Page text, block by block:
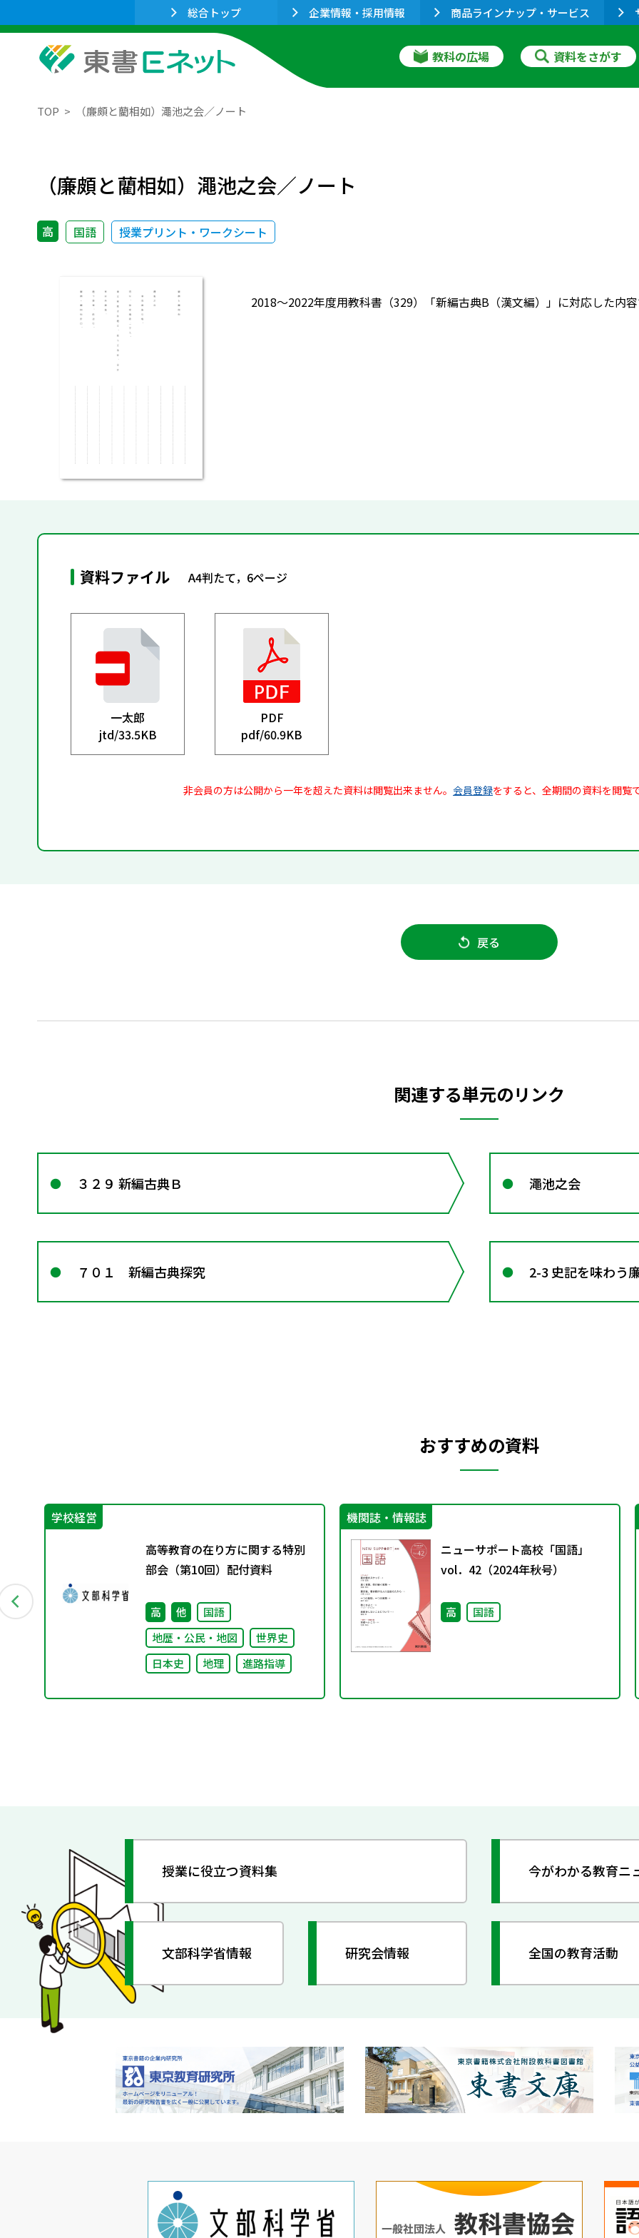
総合トップ 企業情報・採用情報 商品ラインナップ・サービス
教科の広場 資料をさがす
TOP （廉頗と藺相如）澠池之会／ノート
（廉頗と藺相如）澠池之会／ノート
高 国語 授業プリント・ワークシート
2018～2022年度用教科書（329）「新編古典B（漢文編）」に対応した内
資料ファイル A4判たて，6ページ
一太郎
jtd/33.5KB
PDF
pdf/60.9KB
非会員の方は公開から一年を超えた資料は閲覧出来ません。 会員登録をすると、全期間の資料を閲覧
戻る
関連する単元のリンク
３２９ 新編古典Ｂ 澠池之会
７０１ 新編古典探究 2-3 史記を味わう
おすすめの資料
学校経営
高等教育の在り方に関する特別
部会（第10回）配付資料
高 他
国語
地歴・公民・地図
世界史
日本史
地理 進路指導
機関誌・情報誌
ニューサポート高校「国語」
vol．42（2024年秋号）
高 国語
授業に役立つ資料集 今がわかる教育ニ
文部科学省情報 研究会情報 全国の教育活動